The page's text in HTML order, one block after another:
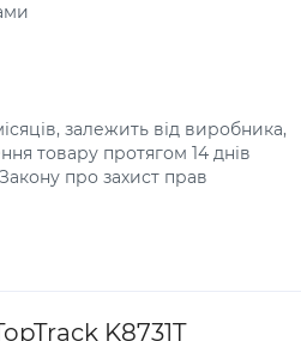
залежить від виробника,
товару протягом 14 днів
про захист прав
K8731T